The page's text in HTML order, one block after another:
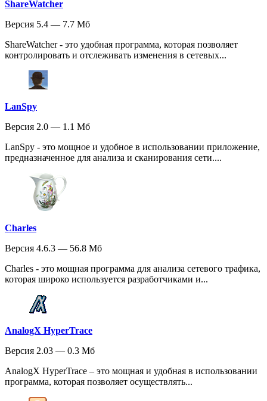
ShareWatcher
Версия 5.4 — 7.7 Мб
ShareWatcher - это удобная программа, которая позволяет
контролировать и отслеживать изменения в сетевых...
LanSpy
Версия 2.0 — 1.1 Мб
LanSpy - это мощное и удобное в использовании приложение,
предназначенное для анализа и сканирования сети....
Charles
Версия 4.6.3 — 56.8 Мб
Charles - это мощная программа для анализа сетевого трафика,
которая широко используется разработчиками и...
AnalogX HyperTrace
Версия 2.03 — 0.3 Мб
AnalogX HyperTrace – это мощная и удобная в использовании
программа, которая позволяет осуществлять...